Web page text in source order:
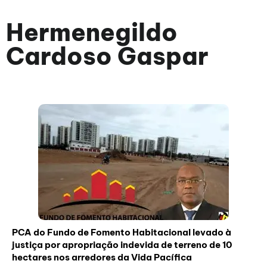
Hermenegildo
Cardoso Gaspar
PCA do Fundo de Fomento Habitacional levado à
justiça por apropriação indevida de terreno de 10
hectares nos arredores da Vida Pacífica